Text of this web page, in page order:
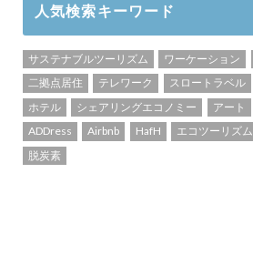
人気検索キーワード
サステナブルツーリズム ワーケーション
二拠点居住
テレワーク スロートラベル
ホテル
シェアリングエコノミー アート
ADDress
Airbnb HafH エコツーリズム
脱炭素